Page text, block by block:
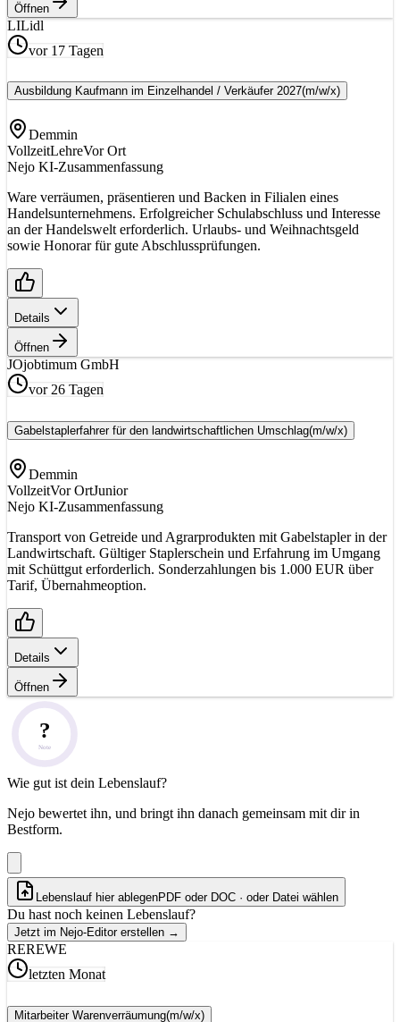
Öffnen
LILidl
vor 17 Tagen
Ausbildung Kaufmann im Einzelhandel / Verkäufer 2027(m/w/x)
Demmin
VollzeitLehreVor Ort
Nejo KI-Zusammenfassung
Ware verräumen, präsentieren und Backen in Filialen eines
Handelsunternehmens. Erfolgreicher Schulabschluss und Interesse
an der Handelswelt erforderlich. Urlaubs- und Weihnachtsgeld
sowie Honorar für gute Abschlussprüfungen.
Details
Öffnen
JOjobtimum GmbH
vor 26 Tagen
Gabelstaplerfahrer für den landwirtschaftlichen Umschlag(m/w/x)
Demmin
VollzeitVor OrtJunior
Nejo KI-Zusammenfassung
Transport von Getreide und Agrarprodukten mit Gabelstapler in der
Landwirtschaft. Gültiger Staplerschein und Erfahrung im Umgang
mit Schüttgut erforderlich. Sonderzahlungen bis 1.000 EUR über
Tarif, Übernahmeoption.
Details
Öffnen
?
Note
Wie gut ist dein Lebenslauf?
Nejo bewertet ihn, und bringt ihn danach gemeinsam mit dir in
Bestform.
Lebenslauf hier ablegenPDF oder DOC · oder Datei wählen
Du hast noch keinen Lebenslauf?
Jetzt im Nejo-Editor erstellen →
REREWE
letzten Monat
Mitarbeiter Warenverräumung(m/w/x)